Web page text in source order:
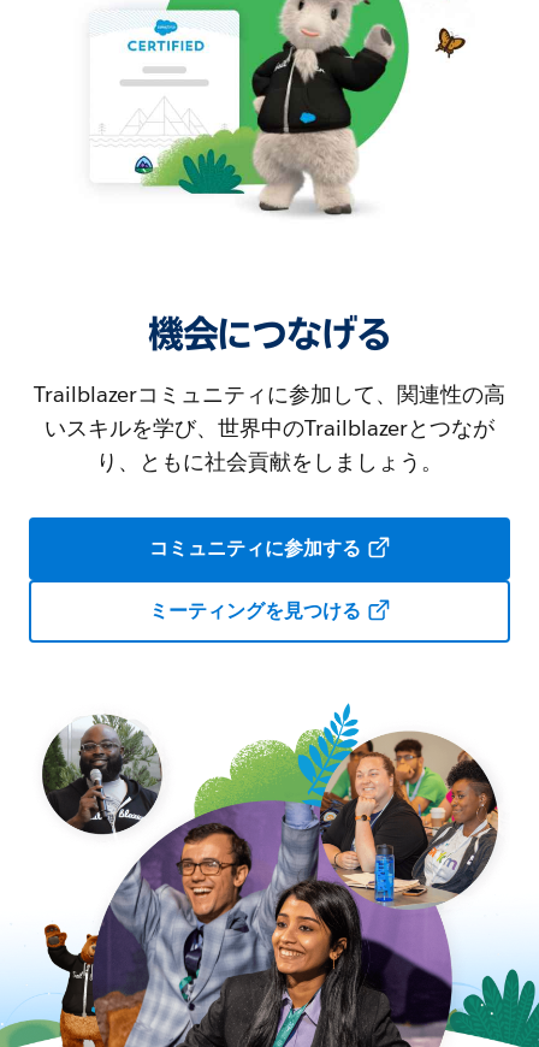
機会につなげる
Trailblazerコミュニティに参加して、関連性の高
いスキルを学び、世界中のTrailblazerとつなが
り、ともに社会貢献をしましょう。
コミュニティに参加する
ミーティングを見つける